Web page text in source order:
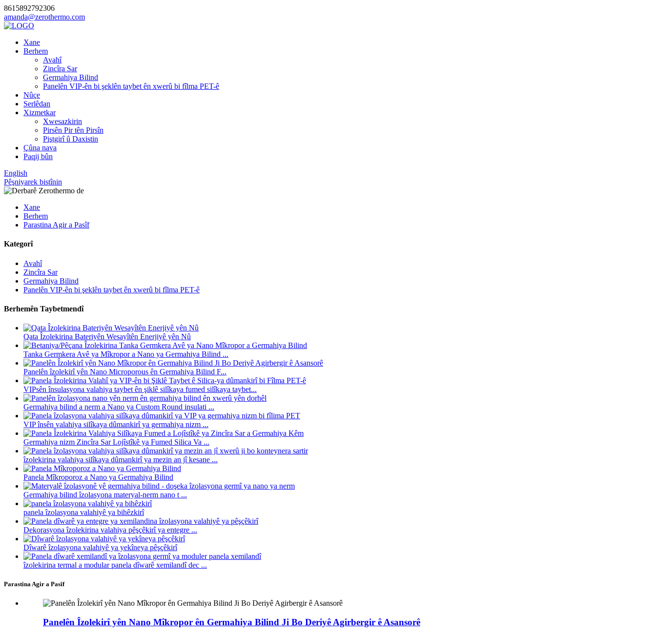
8615892792306
amanda@zerothermo.com
Xane
Berhem
Avahî
Zincîra Sar
Germahiya Bilind
Panelên VIP-ên bi şeklên taybet ên xwerû bi fîlma PET-ê
Nûçe
Serlêdan
Xizmetkar
Xwesazkirin
Pirsên Pir tên Pirsîn
Piştgirî û Daxistin
Çûna nava
Paqij bûn
English
Pêşniyarek bistînin
Xane
Berhem
Parastina Agir a Pasîf
Kategorî
Avahî
Zincîra Sar
Germahiya Bilind
Panelên VIP-ên bi şeklên taybet ên xwerû bi fîlma PET-ê
Berhemên Taybetmendî
Qata Îzolekirina Bateriyên Wesayîtên Enerjiyê yên Nû
Tanka Germkera Avê ya Mîkropor a Nano ya Germahiya Bilind ...
Panelên îzolekirî yên Nano Microporous ên Germahiya Bilind F...
VIPsên însulasyona valahiya taybet ên şiklê silîkaya fumed silîkaya taybet...
Germahiya bilind a nerm a Nano ya Custom Round insulati ...
VIP însên valahiya silîkaya dûmankirî ya germahiya nizm ...
Germahiya nizm Zincîra Sar Lojîstîkê ya Fumed Silica Va ...
îzolekirina valahiya silîkaya dûmankirî ya mezin an jî kesane ...
Panela Mîkroporoz a Nano ya Germahiya Bilind
Germahiya bilind îzolasyona materyal-nerm nano t ...
panela îzolasyona valahiyê ya bihêzkirî
Dekorasyona îzolekirina valahiya pêşçêkirî ya entegre ...
Dîwarê îzolasyona valahiyê ya yekîneya pêşçêkirî
îzolekirina termal a modular panela dîwarê xemilandî dec ...
Parastina Agir a Pasîf
Panelên Îzolekirî yên Nano Mîkropor ên Germahiya Bilind Ji Bo Deriyê Agirbergir ê Asansorê